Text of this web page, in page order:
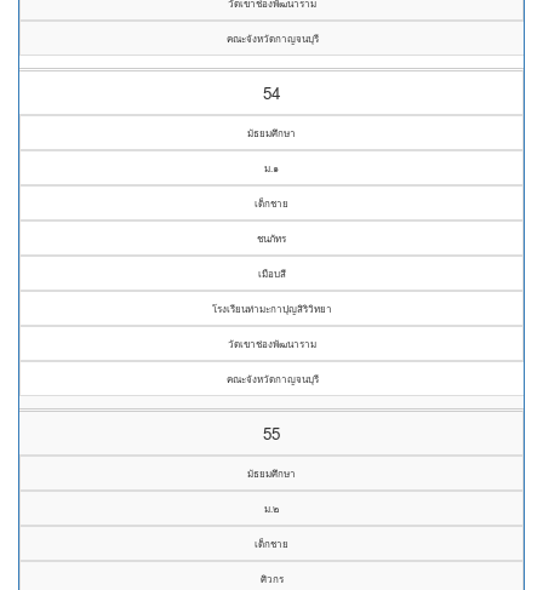
วัดเขาช่องพัฒนาราม
คณะจังหวัดกาญจนบุรี
54
มัธยมศึกษา
ม.๑
เด็กชาย
ชนภัทร
เมือบสี
โรงเรียนท่ามะกาปุญสิริวิทยา
วัดเขาช่องพัฒนาราม
คณะจังหวัดกาญจนบุรี
55
มัธยมศึกษา
ม.๒
เด็กชาย
ศิวกร